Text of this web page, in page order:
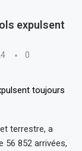
expulsent
0
terrestre, a
56 852 arrivées,